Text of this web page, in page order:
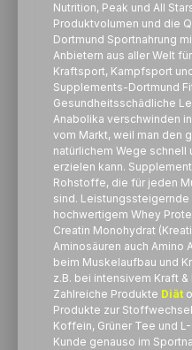
Nutrition, Peak und All
Produktvolumen und die
Dortmund Sportnahrung
Anbietern aus aller Welt
Kraftsport, Kampfsport
Supplements-Dortmund
Gesundheitsschädliche
Anabolika verschwinden
vom Markt, weil man den
natürlichem Wege
erzielen kann.
Rohstoffe, die für jeden
sind. Leistungssteigernde
hochwertigem Whey
Creatin Monohydrat
Aminosäuren auch Amino
beim Muskelaufbau und
z.B. bei intensivem Kraft
Zahlreiche Produkte Diät
Produkte zur
Koffein, Grüner Tee und
Kunde genauso im